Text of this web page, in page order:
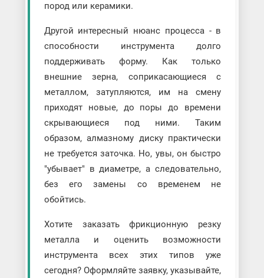
пород или керамики.
Другой интересный нюанс процесса - в
способности инструмента долго
поддерживать форму. Как только
внешние зерна, соприкасающиеся с
металлом, затупляются, им на смену
приходят новые, до поры до времени
скрывающиеся под ними. Таким
образом, алмазному диску практически
не требуется заточка. Но, увы, он быстро
"убывает" в диаметре, а следовательно,
без его замены со временем не
обойтись.
Хотите заказать фрикционную резку
металла и оценить возможности
инструмента всех этих типов уже
сегодня? Оформляйте заявку, указывайте,